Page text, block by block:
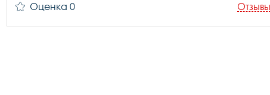
Оценка 0
Отзывы